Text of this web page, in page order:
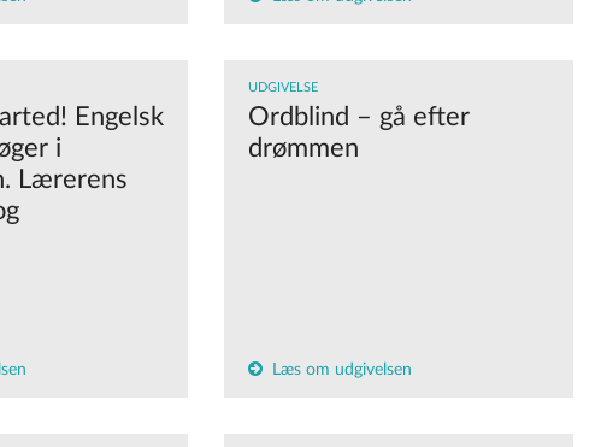
Engelsk
i
Lærerens
UDGIVELSE
Ordblind – gå efter
drømmen
Læs om udgivelsen